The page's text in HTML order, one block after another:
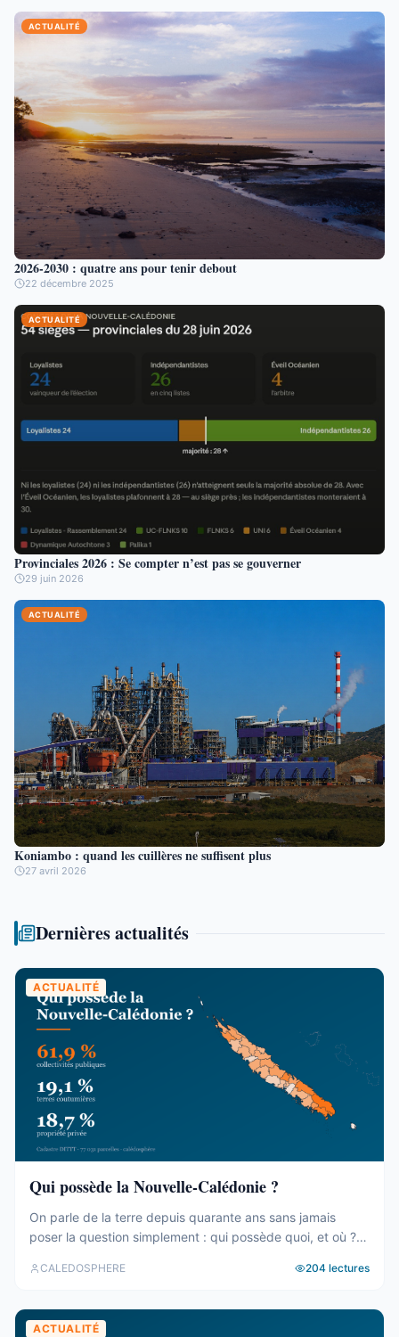
ACTUALITÉ
2026-2030 : quatre ans pour tenir debout
22 décembre 2025
ACTUALITÉ
Provinciales 2026 : Se compter n’est pas se gouverner
29 juin 2026
ACTUALITÉ
Koniambo : quand les cuillères ne suffisent plus
27 avril 2026
Dernières actualités
ACTUALITÉ
Qui possède la Nouvelle-Calédonie ?
On parle de la terre depuis quarante ans sans jamais
poser la question simplement : qui possède quoi, et où ?
agrégé ses 77 031 parcelles. Le résultat tient en trois
CALEDOSPHERE 204 lectures
ACTUALITÉ